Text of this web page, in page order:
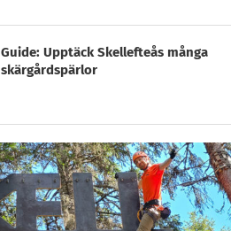
Guide: Upptäck Skellefteås många
skärgårdspärlor